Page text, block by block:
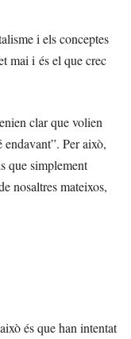
i els conceptes
mai i és el que crec
clar que volien
Per això,
que simplement
nosaltres mateixos,
és que han intentat